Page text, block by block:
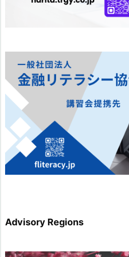
Advisory Regions